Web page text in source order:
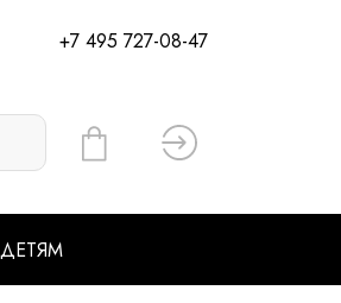
+7 495 727-08-47
Вход
ДЕТЯМ